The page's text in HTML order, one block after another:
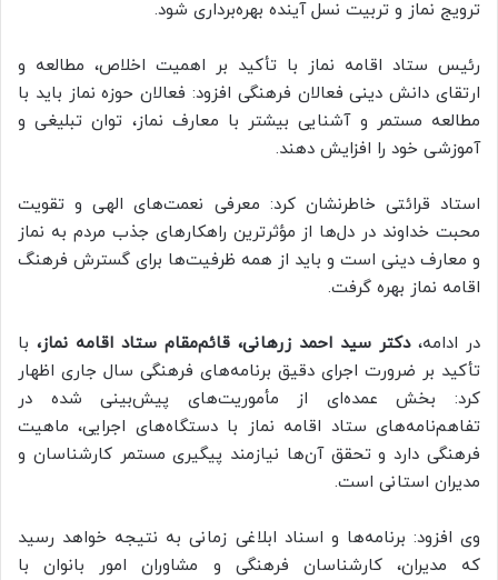
ترویج نماز و تربیت نسل آینده بهره‌برداری شود.
رئیس ستاد اقامه نماز با تأکید بر اهمیت اخلاص، مطالعه و
ارتقای دانش دینی فعالان فرهنگی افزود: فعالان حوزه نماز باید با
مطالعه مستمر و آشنایی بیشتر با معارف نماز، توان تبلیغی و
آموزشی خود را افزایش دهند.
استاد قرائتی خاطرنشان کرد: معرفی نعمت‌های الهی و تقویت
محبت خداوند در دل‌ها از مؤثرترین راهکارهای جذب مردم به نماز
و معارف دینی است و باید از همه ظرفیت‌ها برای گسترش فرهنگ
اقامه نماز بهره گرفت.
در ادامه،دکتر سید احمد زرهانی، قائم‌مقام ستاد اقامه نماز، با
تأکید بر ضرورت اجرای دقیق برنامه‌های فرهنگی سال جاری اظهار
کرد: بخش عمده‌ای از مأموریت‌های پیش‌بینی شده در
تفاهم‌نامه‌های ستاد اقامه نماز با دستگاه‌های اجرایی، ماهیت
فرهنگی دارد و تحقق آن‌ها نیازمند پیگیری مستمر کارشناسان و
مدیران استانی است.
وی افزود: برنامه‌ها و اسناد ابلاغی زمانی به نتیجه خواهد رسید
که مدیران، کارشناسان فرهنگی و مشاوران امور بانوان با